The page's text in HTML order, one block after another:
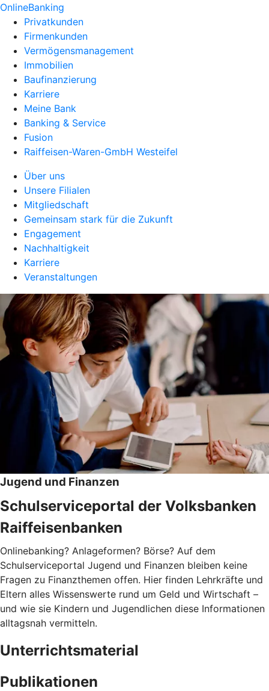
OnlineBanking
Privatkunden
Firmenkunden
Vermögensmanagement
Immobilien
Baufinanzierung
Karriere
Meine Bank
Banking & Service
Fusion
Raiffeisen-Waren-GmbH Westeifel
Über uns
Unsere Filialen
Mitgliedschaft
Gemeinsam stark für die Zukunft
Engagement
Nachhaltigkeit
Karriere
Veranstaltungen
Jugend und Finanzen
Schulserviceportal der Volksbanken
Raiffeisenbanken
Onlinebanking? Anlageformen? Börse? Auf dem
Schulserviceportal Jugend und Finanzen bleiben keine
Fragen zu Finanzthemen offen. Hier finden Lehrkräfte und
Eltern alles Wissenswerte rund um Geld und Wirtschaft –
und wie sie Kindern und Jugendlichen diese Informationen
alltagsnah vermitteln.
Unterrichtsmaterial
Publikationen